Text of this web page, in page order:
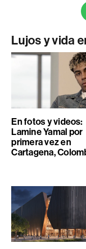
Lujos y vida
En fotos y videos:
Lamine Yamal por
primera vez en
Cartagena,